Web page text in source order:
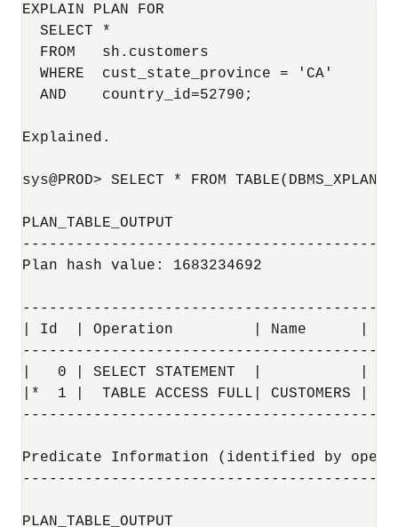
EXPLAIN PLAN FOR
  SELECT *
  FROM   sh.customers
  WHERE  cust_state_province = 'CA'
  AND    country_id=52790;
Explained.
sys@PROD> SELECT * FROM
PLAN_TABLE_OUTPUT
Plan hash value: 1683234692
| Id  | Operation         | Name      |
|   0 | SELECT STATEMENT  |           |
|*  1 |  TABLE ACCESS FULL| CUSTOMERS |
Predicate Information (identified by
PLAN_TABLE_OUTPUT